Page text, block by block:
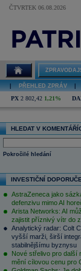
ČTVRTEK 06.08.2026
PŘEHLED ZPRÁV
PX 2 802,42 1,21%
HLEDAT V
Pokročilé hledání
INVESTIČNÍ
AstraZeneca jako
defenzivu mimo AI
Arista Networks: AI
zajistit příznivý vítr do
Analytický radar: Colt
vyšší marži, širší
stabilnějšímu byznysu
Nové střelivo pro další
mění cílovou cenu pro